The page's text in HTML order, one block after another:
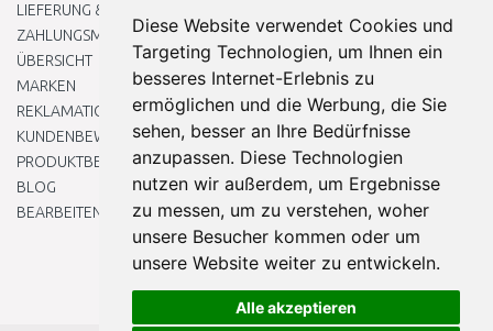
Diese Website verwendet Cookies und
Targeting Technologien, um Ihnen ein
besseres Internet-Erlebnis zu
ermöglichen und die Werbung, die Sie
sehen, besser an Ihre Bedürfnisse
anzupassen. Diese Technologien
nutzen wir außerdem, um Ergebnisse
zu messen, um zu verstehen, woher
unsere Besucher kommen oder um
unsere Website weiter zu entwickeln.
Alle akzeptieren
LIEFERUNG & ZAHLUNG
ZAHLUNGSMETHODEN
ÜBERSICHT
MARKEN
REKLAMATIONEN UND RETOUREN
KUNDENBEWERTUNG
PRODUKTBEWERTUNG
BLOG
BEARBEITEN SIE MEINE COOKIE-EINSTELLUNGEN